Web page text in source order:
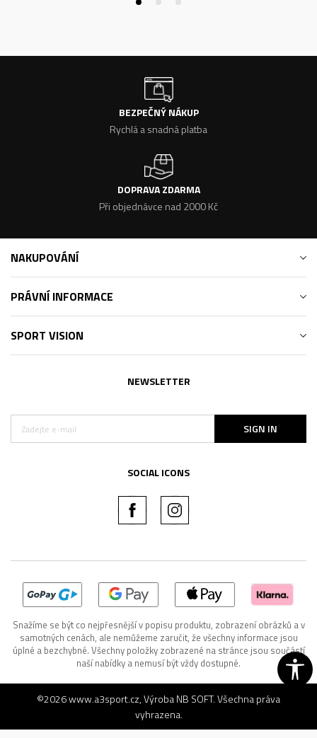
BEZPEČNÝ NÁKUP
Rychlá a snadná platba
DOPRAVA ZDARMA
Při objednávce nad 2000 Kč
NAKUPOVÁNÍ
PRÁVNÍ INFORMACE
SPORT VISION
NEWSLETTER
SIGN IN
SOCIAL ICONS
Snažíme se být co nejpřesnější v popisu produktu, zobrazení obrázků a v
samotných cenách, ale nemůžeme zaručit, že všechny informace jsou
úplné a bezchybné. Všechny položky zobrazené na stránce jsou součástí
naší nabídky a nemusí být vždy dostupné.
©2026www.a3sport.cz, VýrobaNB SOFT. Všechna práva
vyhrazena.